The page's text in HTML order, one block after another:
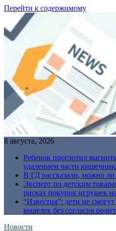
Перейти к содержимому
8 августа, 2026
Ребенок проглотил
удалением части
В ГД рассказали, можно ли
Эксперт по детским
рисках покупок игрушек
“Известия”: дети не
кошелек без согласия
Новости